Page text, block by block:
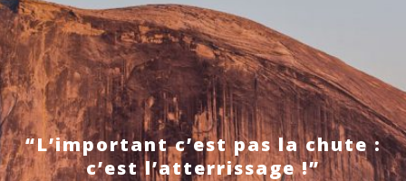
“L’important c’est pas la chute :
c’est l’atterrissage !”